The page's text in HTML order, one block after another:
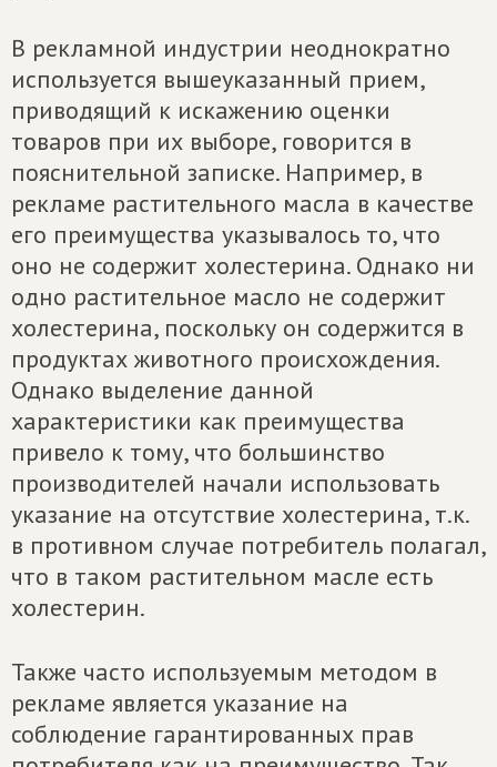
В рекламной индустрии неоднократно
используется вышеуказанный прием,
приводящий к искажению оценки
товаров при их выборе, говорится в
пояснительной записке. Например, в
рекламе растительного масла в качестве
его преимущества указывалось то, что
оно не содержит холестерина. Однако ни
одно растительное масло не содержит
холестерина, поскольку он содержится в
продуктах животного происхождения.
Однако выделение данной
характеристики как преимущества
привело к тому, что большинство
производителей начали использовать
указание на отсутствие холестерина, т.к.
в противном случае потребитель полагал,
что в таком растительном масле есть
холестерин.
Также часто используемым методом в
рекламе является указание на
соблюдение гарантированных прав